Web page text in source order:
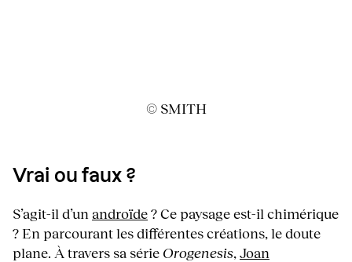
© SMITH
Vrai ou faux ?
S’agit-il d’un androïde? Ce paysage est-il chimérique
? En parcourant les différentes créations, le doute
plane. À travers sa série Orogenesis,Joan